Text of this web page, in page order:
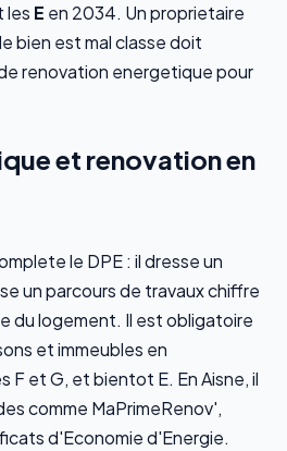
les E en 2034. Un proprietaire
bien est mal classe doit
renovation energetique pour
et renovation en
le DPE : il dresse un
un parcours de travaux chiffre
du logement. Il est obligatoire
et immeubles en
F et G, et bientot E. En Aisne, il
comme MaPrimeRenov',
d'Economie d'Energie.